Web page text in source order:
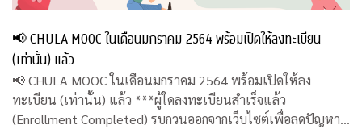
📢 CHULA MOOC ในเดือนมกราคม 2564 พร้อมเปิดให้ลงทะเบียน
(เท่านั้น) แล้ว
📢 CHULA MOOC ในเดือนมกราคม 2564 พร้อมเปิดให้ลง
ทะเบียน (เท่านั้น) แล้ว ***ผู้ใดลงทะเบียนสำเร็จแล้ว
(Enrollment Completed) รบกวนออกจากเว็บไซต์เพื่อลดปัญหา